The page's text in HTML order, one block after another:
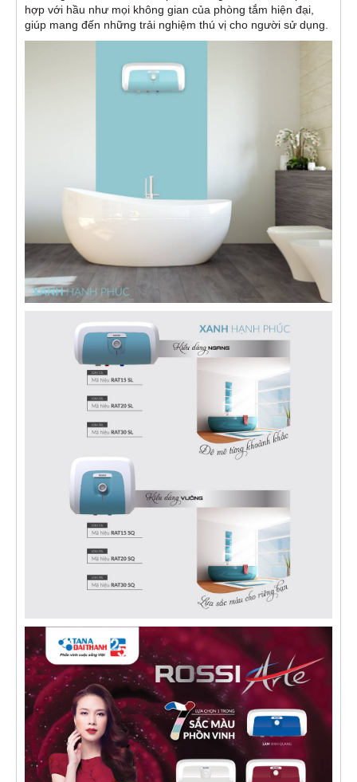
hợp với hầu như mọi không gian của phòng tắm hiện đại,
giúp mang đến những trải nghiệm thú vị cho người sử dụng.